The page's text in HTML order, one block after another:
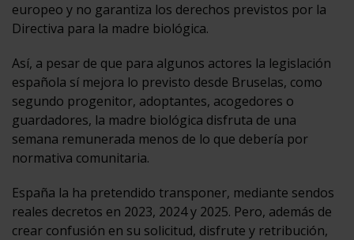
europeo y no garantiza los derechos previstos por la
Directiva para la madre biológica.
Así, a pesar de que para algunos actores la legislación
española sí mejora lo previsto desde Bruselas, como
segundo progenitor, adoptantes, acogedores o
guardadores, la madre biológica disfruta de una
semana remunerada menos de lo que debería por
normativa comunitaria.
España la ha pretendido transponer, mediante sendos
reales decretos en 2023, 2024 y 2025. Pero, además de
crear confusión en su solicitud, disfrute y retribución,